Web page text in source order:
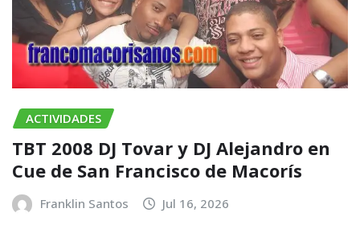
ACTIVIDADES
TBT 2008 DJ Tovar y DJ Alejandro en
Cue de San Francisco de Macorís
Franklin Santos Jul 16, 2026